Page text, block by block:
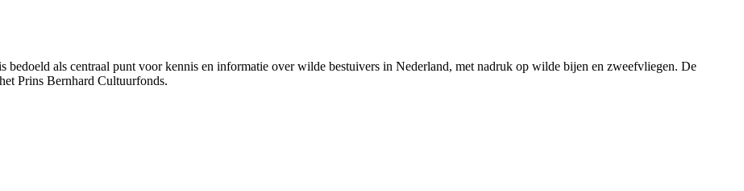
bedoeld als centraal punt voor kennis en informatie over wilde bestuivers in Nederland, met nadruk op wilde bijen en zweefvliegen. De
Prins Bernhard Cultuurfonds.